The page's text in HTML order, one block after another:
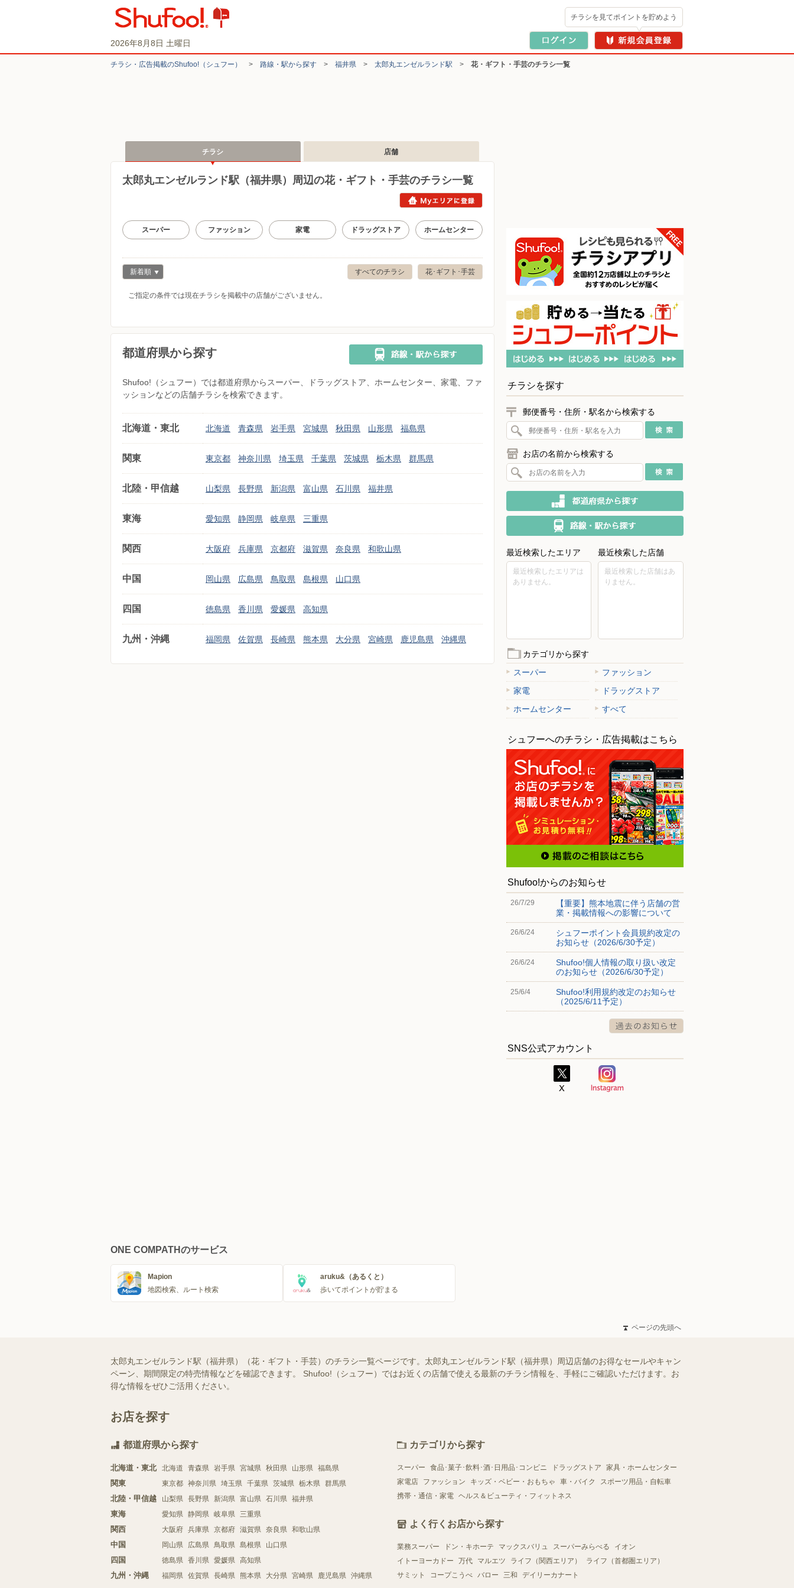
2026年8月8日 土曜日
チラシを見てポイントを貯めよう
チラシ・​広告掲載の​Shufoo!​（シュフー） > 路線・駅から探す > 福井県 > 太郎丸エンゼルランド駅 > 花・ギフト・手芸のチラシ一覧
チラシ 店舗
太郎丸エンゼルランド駅（福井県）周辺の花・ギフト・手芸のチラシ一覧
スーパー ファッション 家電 ドラッグストア ホームセンター
花･ギフト･手芸
すべてのチラシ
新着順
ご指定の条件では現在チラシを掲載中の店舗がございません。
都道府県から探す
Shufoo!（シュフー）では都道府県からスーパー、ドラッグストア、ホームセンター、家電、ファ
ッションなどの店舗チラシを検索できます。
北海道・東北 北海道 青森県 岩手県 宮城県 秋田県 山形県 福島県
関東 東京都 神奈川県 埼玉県 千葉県 茨城県 栃木県 群馬県
北陸・甲信越 山梨県 長野県 新潟県 富山県 石川県 福井県
東海 愛知県 静岡県 岐阜県 三重県
関西 大阪府 兵庫県 京都府 滋賀県 奈良県 和歌山県
中国 岡山県 広島県 鳥取県 島根県 山口県
四国 徳島県 香川県 愛媛県 高知県
九州・沖縄 福岡県 佐賀県 長崎県 熊本県 大分県 宮崎県 鹿児島県 沖縄県
チラシを探す
郵便番号・住所・駅名から検索する
お店の名前から検索する
最近検索したエリア
最近検索したエリアは
ありません。
最近検索した店舗
最近検索した店舗はあ
りません。
カテゴリから探す
スーパー
ファッション
家電
ドラッグストア
ホームセンター
すべて
シュフーへのチラシ・広告掲載はこちら
Shufoo!からのお知らせ
26/7/29
【重要】熊本地震に伴う店舗の営
業・掲載情報への影響について
26/6/24
シュフーポイント会員規約改定の
お知らせ（2026/6/30予定）
26/6/24
Shufoo!個人情報の取り扱い改定
のお知らせ（2026/6/30予定）
25/6/4
Shufoo!利用規約改定のお知らせ
（2025/6/11予定）
SNS公式アカウント
ONE COMPATHのサービス
Mapion
地図検索、ルート検索
aruku&（あるくと）
歩いてポイントが貯まる
ページの先頭へ
太郎丸エンゼルランド駅（福井県）（花・ギフト・手芸）のチラシ一覧ページです。太郎丸エンゼルランド駅（福井県）周辺店舗のお得なセールやキャン
ペーン、期間限定の特売情報などを確認できます。 Shufoo!（シュフー）ではお近くの店舗で使える最新のチラシ情報を、手軽にご確認いただけます。お
得な情報をぜひご活用ください。
お店を探す
都道府県から探す
北海道・東北 北海道 青森県 岩手県 宮城県 秋田県 山形県 福島県
関東 東京都 神奈川県 埼玉県 千葉県 茨城県 栃木県 群馬県
北陸・甲信越 山梨県 長野県 新潟県 富山県 石川県 福井県
東海 愛知県 静岡県 岐阜県 三重県
関西 大阪府 兵庫県 京都府 滋賀県 奈良県 和歌山県
中国 岡山県 広島県 鳥取県 島根県 山口県
四国 徳島県 香川県 愛媛県 高知県
九州・沖縄 福岡県 佐賀県 長崎県 熊本県 大分県 宮崎県 鹿児島県 沖縄県
カテゴリから探す
スーパー 食品･菓子･飲料･酒･日用品･コンビニ ドラッグストア
家具・ホームセンター
家電店
ファッション キッズ・ベビー・おもちゃ 車・バイク
スポーツ用品・自転車
携帯・通信・家電 ヘルス＆ビューティ・フィットネス
よく行くお店から探す
業務スーパー ドン・キホーテ マックスバリュ スーパーみらべる
イオン
イトーヨーカドー
万代 マルエツ ライフ（関西エリア）
ライフ（首都圏エリア）
サミット
コープこうべ バロー 三和 デイリーカナート